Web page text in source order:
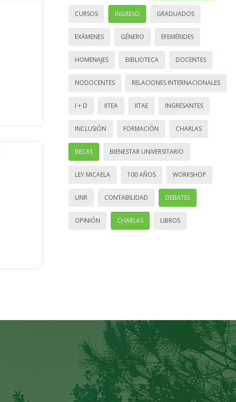
CURSOS INGRESO GRADUADOS
EXÁMENES GÉNERO EFEMÉRIDES
HOMENAJES BIBLIOTECA DOCENTES
NODOCENTES RELACIONES INTERNACIONALES
I + D IITEA IITAE INGRESANTES
INCLUSIÓN FORMACIÓN CHARLAS
BECAS BIENESTAR UNIVERSITARIO
LEY MICAELA 100 AÑOS WORKSHOP
UNR CONTABILIDAD DEBATES
OPINIÓN CHARLAS LIBROS